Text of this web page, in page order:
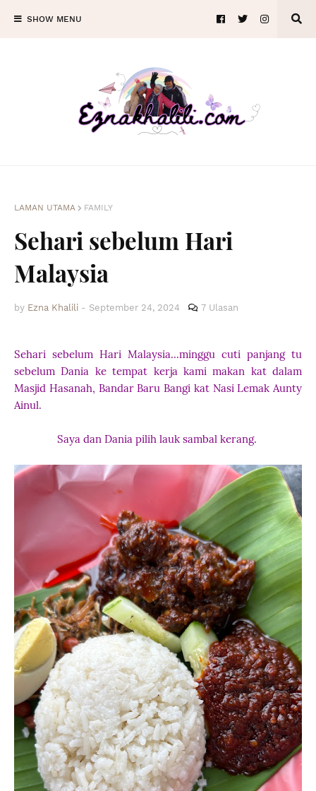
SHOW MENU
LAMAN UTAMA FAMILY
Sehari sebelum Hari
Malaysia
by Ezna Khalili - September 24, 2024 7 Ulasan
Sehari sebelum Hari Malaysia...minggu cuti panjang tu
sebelum Dania ke tempat kerja kami makan kat dalam
Masjid Hasanah, Bandar Baru Bangi kat Nasi Lemak Aunty
Ainul.
Saya dan Dania pilih lauk sambal kerang.